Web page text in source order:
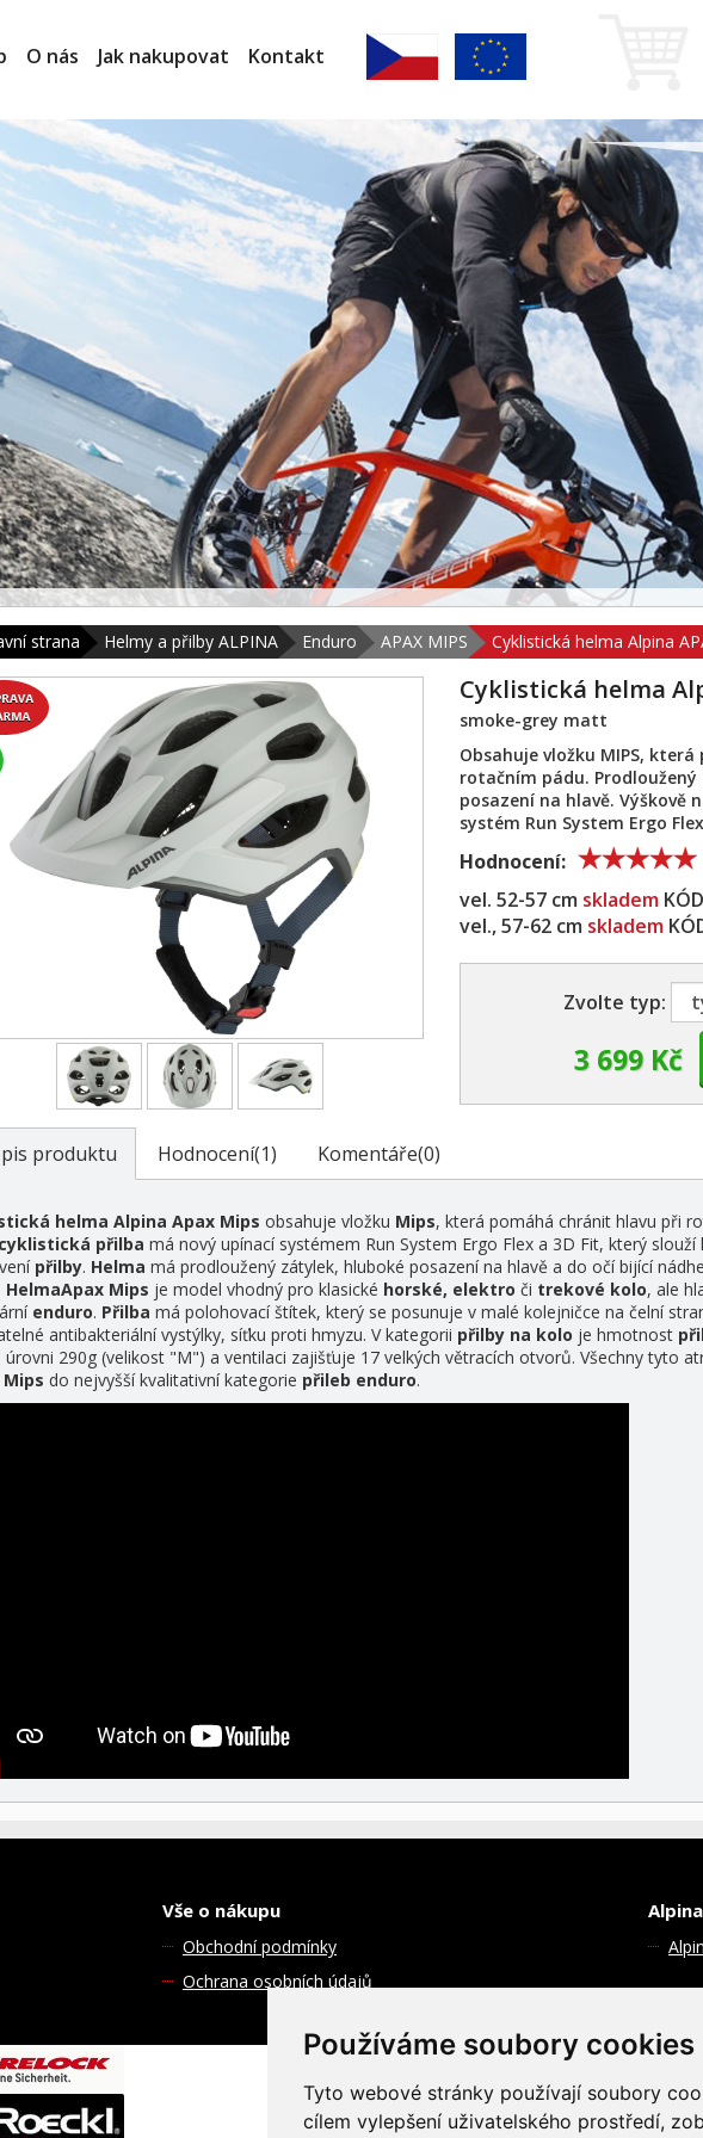
Používáme soubory cookies
Tyto webové stránky používají soubory
cílem vylepšení uživatelského prostředí,
O nás Jak nakupovat Kontakt
strana Helmy a přilby ALPINA Enduro APAX MIPS Cyklistická helma Alpina
Cyklistická helma
smoke-grey matt
Obsahuje vložku MIPS,
rotačním pádu.
posazení na hlavě. Výškově
systém Run System Ergo
Hodnocení:
vel. 52-57 cm skladem
vel., 57-62 cm skladem
Zvolte typ:
3 699 Kč
produktu Hodnocení(1) Komentáře(0)
helma Alpina Apax Mips obsahuje vložku Mips, která pomáhá chránit hlavu při
cyklistická přilba má nový upínací systémem Run System Ergo Flex a 3D Fit, který
přilby. Helma má prodloužený zátylek, hluboké posazení na hlavě a do očí bijící
HelmaApax Mips je model vhodný pro klasické horské, elektro či trekové kolo, ale
enduro. Přilba má polohovací štítek, který se posunuje v malé kolejničce na čelní
antibakteriální vystýlky, síťku proti hmyzu. V kategorii přilby na kolo je hmotnost
úrovni 290g (velikost "M") a ventilaci zajišťuje 17 velkých větracích otvorů. Všechny tyto
do nejvyšší kvalitativní kategorie přileb enduro.
Vše o nákupu
Obchodní podmínky
Ochrana osobních údajů
Alpina
© 2026 Cyklotrading s.r.o. Všechna práva vyhrazena